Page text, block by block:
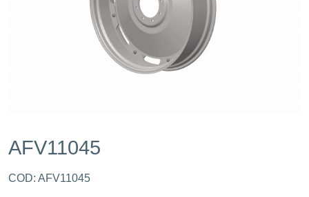
AFV11045
COD: AFV11045